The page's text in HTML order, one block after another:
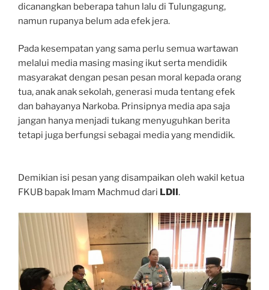
dicanangkan beberapa tahun lalu di Tulungagung,
namun rupanya belum ada efek jera.
Pada kesempatan yang sama perlu semua wartawan
melalui media masing masing ikut serta mendidik
masyarakat dengan pesan pesan moral kepada orang
tua, anak anak sekolah, generasi muda tentang efek
dan bahayanya Narkoba. Prinsipnya media apa saja
jangan hanya menjadi tukang menyuguhkan berita
tetapi juga berfungsi sebagai media yang mendidik.
Demikian isi pesan yang disampaikan oleh wakil ketua
FKUB bapak Imam Machmud dari LDII.